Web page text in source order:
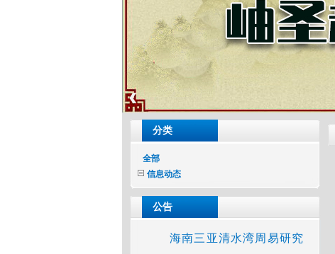
‹
分类
全部
信息动态
公告
海南三亚清水湾周易研究